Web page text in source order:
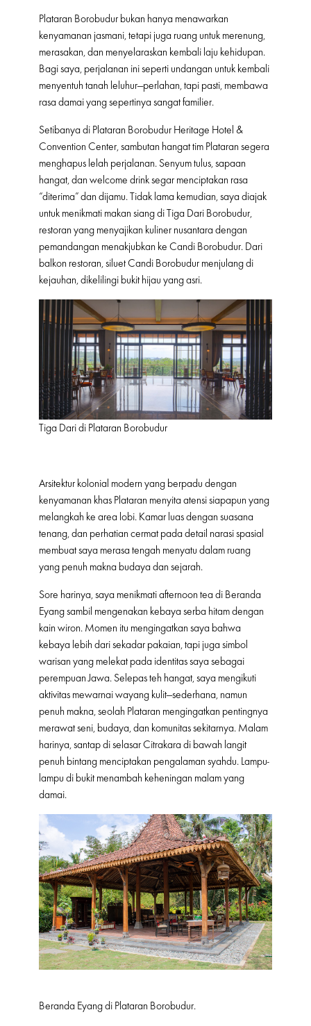
Plataran Borobudur bukan hanya menawarkan
kenyamanan jasmani, tetapi juga ruang untuk merenung,
merasakan, dan menyelaraskan kembali laju kehidupan.
Bagi saya, perjalanan ini seperti undangan untuk kembali
menyentuh tanah leluhur—perlahan, tapi pasti, membawa
rasa damai yang sepertinya sangat familier.
Setibanya di Plataran Borobudur Heritage Hotel &
Convention Center, sambutan hangat tim Plataran segera
menghapus lelah perjalanan. Senyum tulus, sapaan
hangat, dan welcome drink segar menciptakan rasa
“diterima” dan dijamu. Tidak lama kemudian, saya diajak
untuk menikmati makan siang di Tiga Dari Borobudur,
restoran yang menyajikan kuliner nusantara dengan
pemandangan menakjubkan ke Candi Borobudur. Dari
balkon restoran, siluet Candi Borobudur menjulang di
kejauhan, dikelilingi bukit hijau yang asri.
Tiga Dari di Plataran Borobudur
Arsitektur kolonial modern yang berpadu dengan
kenyamanan khas Plataran menyita atensi siapapun yang
melangkah ke area lobi. Kamar luas dengan suasana
tenang, dan perhatian cermat pada detail narasi spasial
membuat saya merasa tengah menyatu dalam ruang
yang penuh makna budaya dan sejarah.
Sore harinya, saya menikmati afternoon tea di Beranda
Eyang sambil mengenakan kebaya serba hitam dengan
kain wiron. Momen itu mengingatkan saya bahwa
kebaya lebih dari sekadar pakaian, tapi juga simbol
warisan yang melekat pada identitas saya sebagai
perempuan Jawa. Selepas teh hangat, saya mengikuti
aktivitas mewarnai wayang kulit—sederhana, namun
penuh makna, seolah Plataran mengingatkan pentingnya
merawat seni, budaya, dan komunitas sekitarnya. Malam
harinya, santap di selasar Citrakara di bawah langit
penuh bintang menciptakan pengalaman syahdu. Lampu-
lampu di bukit menambah keheningan malam yang
damai.
Beranda Eyang di Plataran Borobudur.